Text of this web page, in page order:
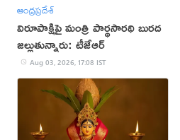
ఆంధ్రప్రదేశ్
విరూపాక్షిపై మంత్రి పార్థసారథి బురద
జల్లుతున్నారు: టీజేఆర్
Aug 03, 2026, 17:08 IST